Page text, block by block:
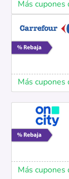
Más cupones
Más cupones
Más cupones